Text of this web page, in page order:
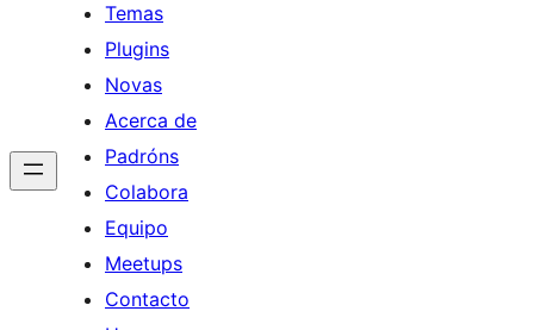
Temas
Plugins
Novas
Acerca de
Padróns
Colabora
Equipo
Meetups
Contacto